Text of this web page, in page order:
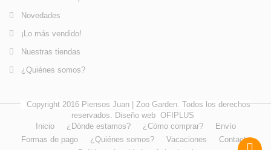
Novedades
¡Lo más vendido!
Nuestras tiendas
¿Quiénes somos?
Copyright 2016 Piensos Juan | Zoo Garden. Todos los derechos
reservados. Diseño web OFIPLUS
Inicio
¿Dónde estamos? ¿Cómo comprar?
Envío
Formas de pago
¿Quiénes somos? Vacaciones
Contacto